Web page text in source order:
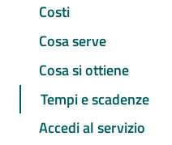
Costi
Cosa serve
Cosa si ottiene
Tempi e scadenze
Accedi al servizio